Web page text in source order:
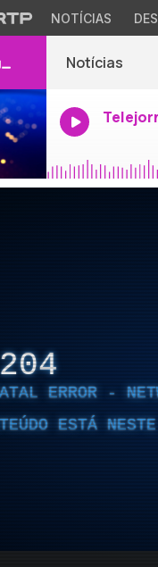
NOTÍCIAS
Notícias
204
ERROR -
ESTÁ